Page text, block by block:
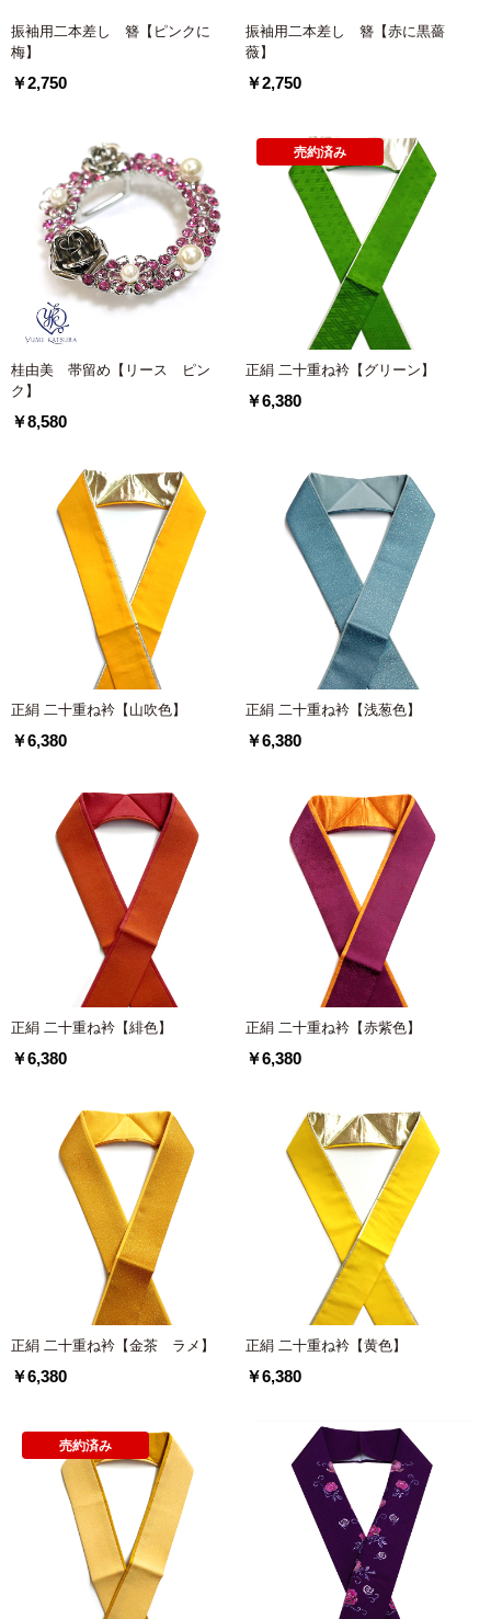
振袖用二本差し 簪【ピンクに
梅】
￥2,750
振袖用二本差し 簪【赤に黒薔
薇】
￥2,750
桂由美 帯留め【リース ピン
ク】
￥8,580
正絹 二十重ね衿【グリーン】
￥6,380
売約済み
正絹 二十重ね衿【山吹色】
￥6,380
正絹 二十重ね衿【浅葱色】
￥6,380
正絹 二十重ね衿【緋色】
￥6,380
正絹 二十重ね衿【赤紫色】
￥6,380
正絹 二十重ね衿【金茶 ラメ】
￥6,380
正絹 二十重ね衿【黄色】
￥6,380
売約済み